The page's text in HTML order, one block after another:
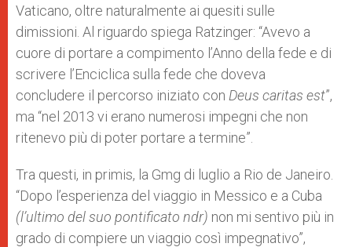
Vaticano, oltre naturalmente ai quesiti sulle
dimissioni. Al riguardo spiega Ratzinger: “Avevo a
cuore di portare a compimento l’Anno della fede e di
scrivere l’Enciclica sulla fede che doveva
concludere il percorso iniziato con Deus caritas est”,
ma “nel 2013 vi erano numerosi impegni che non
ritenevo più di poter portare a termine”.
Tra questi, in primis, la Gmg di luglio a Rio de Janeiro.
“Dopo l’esperienza del viaggio in Messico e a Cuba
(l’ultimo del suo pontificato ndr) non mi sentivo più in
grado di compiere un viaggio così impegnativo”,